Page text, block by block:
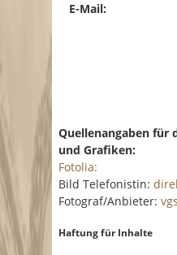
E-Mail:
Quellenangaben für
und Grafiken:
Fotolia:
Bild Telefonistin:
Fotograf/Anbieter:
Haftung für Inhalte